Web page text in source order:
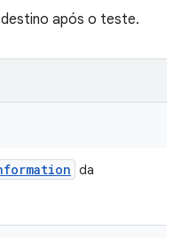
após o teste.
da